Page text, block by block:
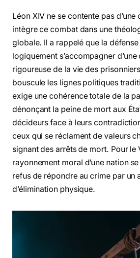
Léon XIV ne se contente pas
intègre ce combat dans une
globale. Il a rappelé que la
logiquement s’accompagner d’une
rigoureuse de la vie des
bouscule les lignes politiques
exige une cohérence totale de la
dénonçant la peine de mort aux
décideurs face à leurs
ceux qui se réclament de valeurs
signant des arrêts de mort. Pour le
rayonnement moral d’une nation
refus de répondre au crime par un
d’élimination physique.